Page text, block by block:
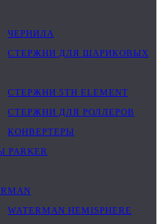
ЧЕРНИЛА
СТЕРЖНИ ДЛЯ ШАРИКОВЫХ
СТЕРЖНИ 5TH ELEMENT
СТЕРЖНИ ДЛЯ РОЛЛЕРОВ
КОНВЕРТЕРЫ
WATERMAN HEMISPHERE